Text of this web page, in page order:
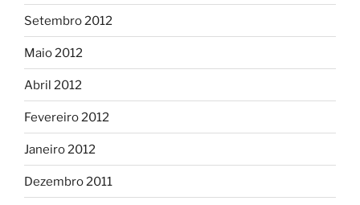
Setembro 2012
Maio 2012
Abril 2012
Fevereiro 2012
Janeiro 2012
Dezembro 2011